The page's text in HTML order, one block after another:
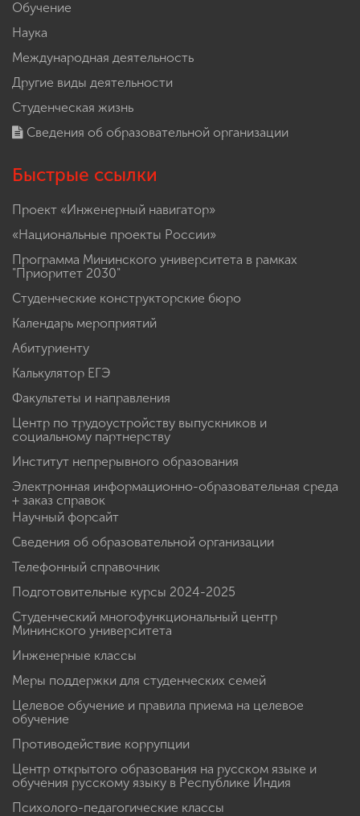
Обучение
Наука
Международная деятельность
Другие виды деятельности
Студенческая жизнь
Сведения об образовательной организации
Быстрые ссылки
Проект «Инженерный навигатор»
«Национальные проекты России»
Программа Мининского университета в рамках
"Приоритет 2030"
Студенческие конструкторские бюро
Календарь мероприятий
Абитуриенту
Калькулятор ЕГЭ
Факультеты и направления
Центр по трудоустройству выпускников и
социальному партнерству
Институт непрерывного образования
Электронная информационно-образовательная среда
+ заказ справок
Научный форсайт
Сведения об образовательной организации
Телефонный справочник
Подготовительные курсы 2024-2025
Студенческий многофункциональный центр
Мининского университета
Инженерные классы
Меры поддержки для студенческих семей
Целевое обучение и правила приема на целевое
обучение
Противодействие коррупции
Центр открытого образования на русском языке и
обучения русскому языку в Республике Индия
Психолого-педагогические классы